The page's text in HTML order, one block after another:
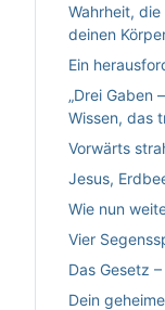
Wahrheit,
deinen
Ein
„Drei Gaben
Wissen, das
Vorwärts
Jesus,
Wie nun
Vier
Das Gesetz
Dein